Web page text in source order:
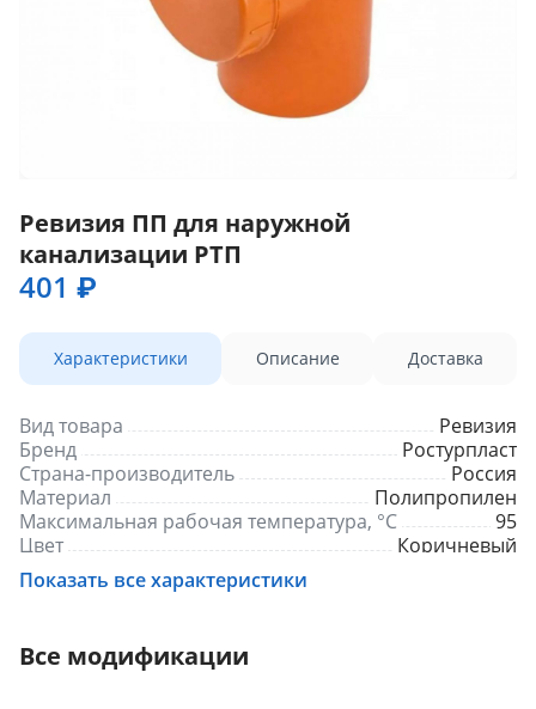
Ревизия ПП для наружной
канализации РТП
401 ₽
Характеристики Описание Доставка
Вид товара
Ревизия
Бренд
Ростурпласт
Страна-производитель
Россия
Материал
Полипропилен
Максимальная рабочая температура, °С
95
Цвет
Коричневый
Показать все характеристики
Все модификации